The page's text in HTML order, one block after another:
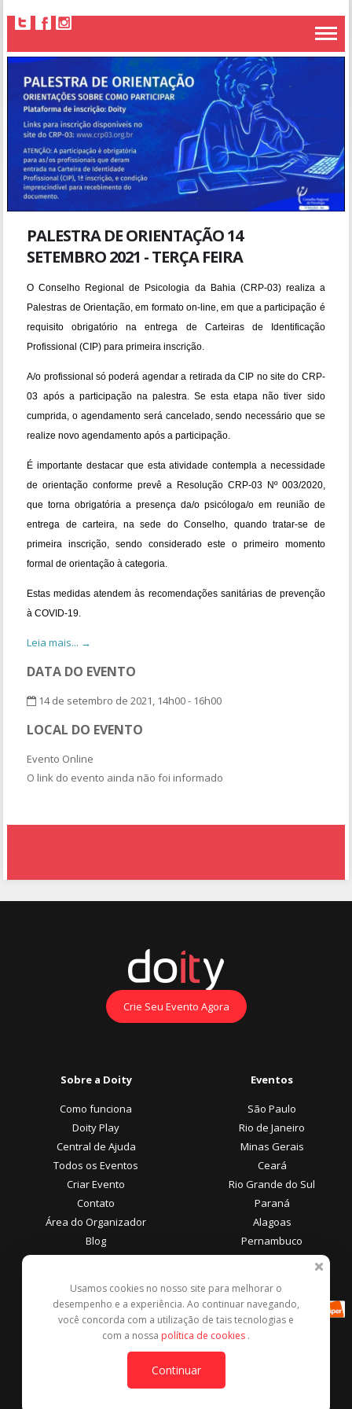
PALESTRA DE ORIENTAÇÃO 14
SETEMBRO 2021 - TERÇA FEIRA
O Conselho Regional de Psicologia da Bahia (CRP-03) realiza a
Palestras de Orientação, em formato on-line, em que a participação é
requisito obrigatório na entrega de Carteiras de Identificação
Profissional (CIP) para primeira inscrição.
A/o profissional só poderá agendar a retirada da CIP no site do CRP-
03 após a participação na palestra. Se esta etapa não tiver sido
cumprida, o agendamento será cancelado, sendo necessário que se
realize novo agendamento após a participação.
É importante destacar que esta atividade contempla a necessidade
de orientação conforme prevê a Resolução CRP-03 Nº 003/2020,
que torna obrigatória a presença da/o psicóloga/o em reunião de
entrega de carteira, na sede do Conselho, quando tratar-se de
primeira inscrição, sendo considerado este o primeiro momento
formal de orientação à categoria.
Estas medidas atendem às recomendações sanitárias de prevenção
à COVID-19.
Leia mais... →
DATA DO EVENTO
14 de setembro de 2021, 14h00 - 16h00
LOCAL DO EVENTO
Evento Online
O link do evento ainda não foi informado
Crie Seu Evento Agora
Sobre a Doity
Como funciona
Doity Play
Central de Ajuda
Todos os Eventos
Criar Evento
Contato
Área do Organizador
Blog
Eventos
São Paulo
Rio de Janeiro
Minas Gerais
Ceará
Rio Grande do Sul
Paraná
Alagoas
Pernambuco
Área do Participante
Central de Ajuda
Denunciar este evento
Formas de Pagamento
Usamos cookies no nosso site para melhorar o
desempenho e a experiência. Ao continuar navegando,
você concorda com a utilização de tais tecnologias e
com a nossa política de cookies .
Continuar